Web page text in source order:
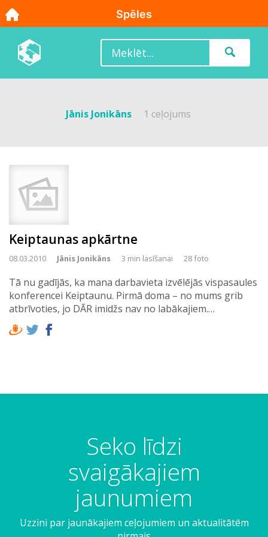
Jānis Jonikāns 1 ceļojums
Keiptaunas apkārtne
08.03.2010 Jānis Jonikāns 3 min lasīšanai 28 foto
Tā nu gadījās, ka mana darbavieta izvēlējās vispasaules
konferencei Keiptaunu. Pirmā doma – no mums grib
atbrīvoties, jo DĀR imidžs nav no labākajiem.…
Seko līdzi
svaigākajiem
jaunumiem
Uzzini par jaunākajiem ceļojumiem un aktualitātēm